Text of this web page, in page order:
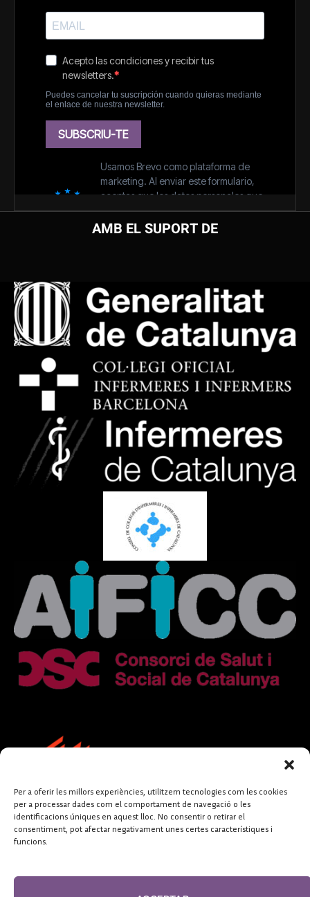
Per a oferir les millors experiències, utilitzem tecnologies com les cookies
per a processar dades com el comportament de navegació o les
identificacions úniques en aquest lloc. No consentir o retirar el
consentiment, pot afectar negativament unes certes característiques i
funcions.
AMB EL SUPORT DE
FUNDACIÓ